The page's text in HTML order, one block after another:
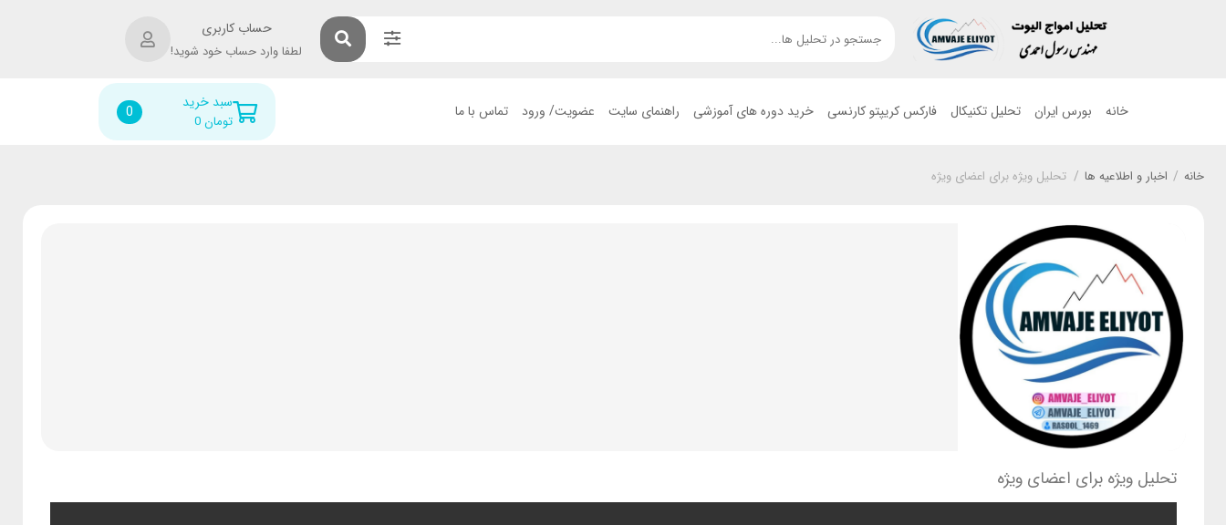
حساب کاربری
لطفا وارد حساب خود شوید!
خانه بورس ایران تحلیل تکنیکال فارکس کریپتو کارنسی خرید دوره های آموزشی راهنمای سایت عضویت/ ورود تماس با ما سبد خرید
0تومان 0
خانه / اخبار و اطلاعیه ها / تحلیل ویژه برای اعضای ویژه
تحلیل ویژه برای اعضای ویژه